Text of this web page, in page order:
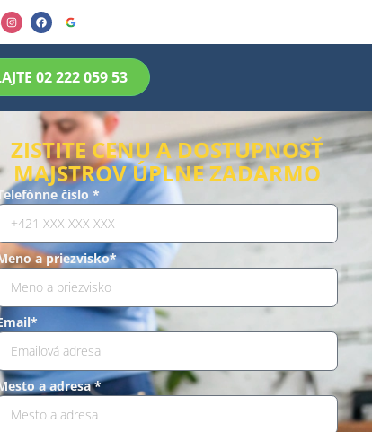
02 222 059 53
ZISTITE CENU A DOSTUPNOSŤ
MAJSTROV ÚPLNE ZADARMO
číslo *
a priezvisko*
a adresa *